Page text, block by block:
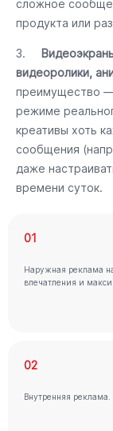
сложное
продукта или
3.
видеоролики,
преимущество —
режиме
креативы хоть
сообщения
даже
времени суток.
01
Наружная реклама на
впечатления и
02
Внутренняя реклама.